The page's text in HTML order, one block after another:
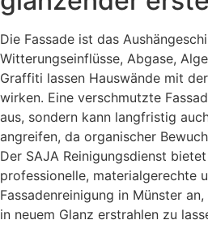
Die Fassade ist das
Witterungseinflüsse, Abgase,
Graffiti lassen Hauswände mit
wirken. Eine verschmutzte
aus, sondern kann langfristig
angreifen, da organischer
Der SAJA Reinigungsdienst
professionelle, materialgerechte
Fassadenreinigung in Münster
in neuem Glanz erstrahlen zu